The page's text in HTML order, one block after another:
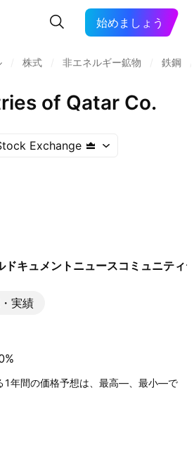
始めましょう
株式 非エネルギー鉱物 鉄鋼
of Qatar Co.
Exchange
ドキュメント ニュースコミュニティ
実績
1年間の価格予想は、最高—、最小—で